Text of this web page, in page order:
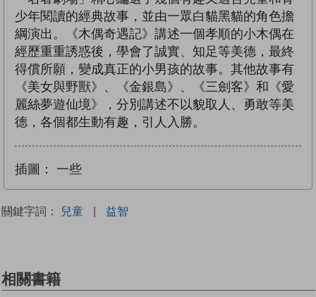
少年閱讀的經典故事，並由一眾白貓黑貓的角色擔
綱演出。《木偶奇遇記》講述一個孝順的小木偶在
經歷重重誘惑後，學會了誠實、知足等美德，最終
得償所願，變成真正的小男孩的故事。其他故事有
《美女與野獸》、《金銀島》、《三劍客》和《愛
麗絲夢遊仙境》，分別講述不以貌取人、勇敢等美
德，各個都生動有趣，引人入勝。
插圖： 一些
關鍵字詞： 兒童 | 益智
相關書籍